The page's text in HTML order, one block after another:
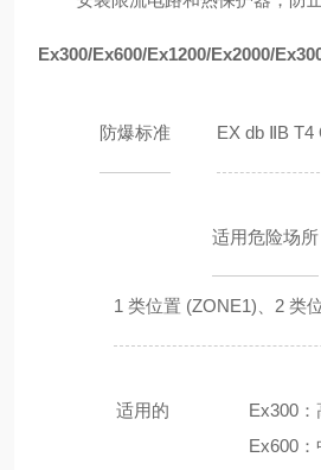
Ex300/Ex600/Ex1200/Ex2000/
防爆标准 EX db ⅡB T4
适用危险场所
1 类位置 (ZONE1)、2 类
适用的
Ex300：
Ex600：